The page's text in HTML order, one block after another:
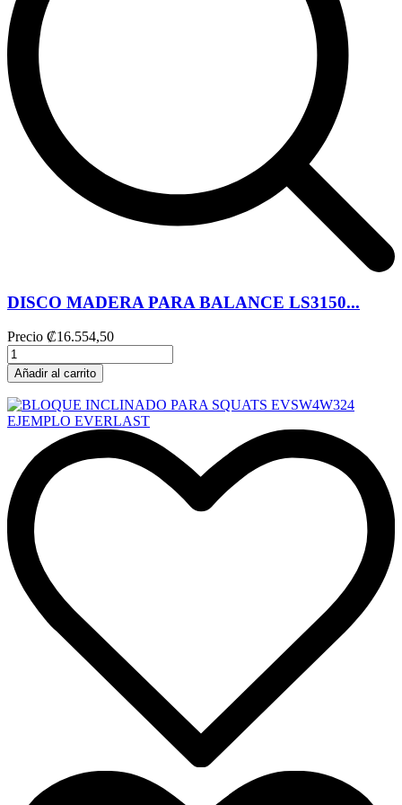
DISCO MADERA PARA BALANCE LS3150...
Precio ₡16.554,50
Añadir al carrito